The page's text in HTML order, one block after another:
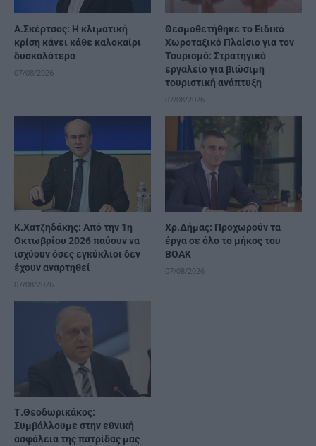
A.Σκέρτσος: Η κλιματική
κρίση κάνει κάθε καλοκαίρι
δυσκολότερο
07/08/2026
Θεσμοθετήθηκε το Ειδικό
Χωροταξικό Πλαίσιο για τον
Τουρισμό: Στρατηγικό
εργαλείο για βιώσιμη
τουριστική ανάπτυξη
07/08/2026
Κ.Χατζηδάκης: Από την 1η
Οκτωβρίου 2026 παύουν να
ισχύουν όσες εγκύκλιοι δεν
έχουν αναρτηθεί
07/08/2026
Χρ.Δήμας: Προχωρούν τα
έργα σε όλο το μήκος του
ΒΟΑΚ
07/08/2026
Τ.Θεοδωρικάκος:
Συμβάλλουμε στην εθνική
ασφάλεια της πατρίδας μας